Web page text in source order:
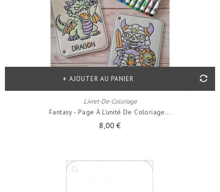
Livret-De-Coloriage
Fantasy - Page À L'unité De Coloriage...
8,00 €
AJOUTER AU PANIER